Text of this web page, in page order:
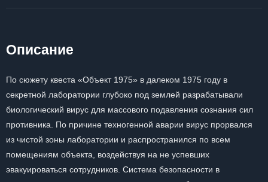
Описание
По сюжету квеста «Объект 1975» в далеком 1975 году в
секретной лаборатории глубоко под землей разрабатывали
биологический вирус для массового подавления сознания сил
противника. По причине техногенной аварии вирус прорвался
из чистой зоны лаборатории и распространился по всем
помещениям объекта, воздействуя на не успевших
эвакуироваться сотрудников. Система безопасности в